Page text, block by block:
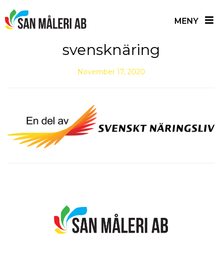
MENY ≡
svensknäring
November 17, 2020